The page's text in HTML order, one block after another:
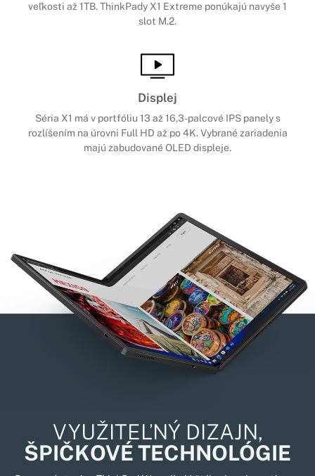
veľkosti až 1TB. ThinkPady X1 Extreme ponúkajú navyše 1
slot M.2.
Displej
Séria X1 má v portfóliu 13 až 16,3-palcové IPS panely s
rozlíšením na úrovni Full HD až po 4K. Vybrané zariadenia
majú zabudované OLED displeje.
VYUŽITEĽNÝ DIZAJN,
ŠPIČKOVÉ TECHNOLÓGIE